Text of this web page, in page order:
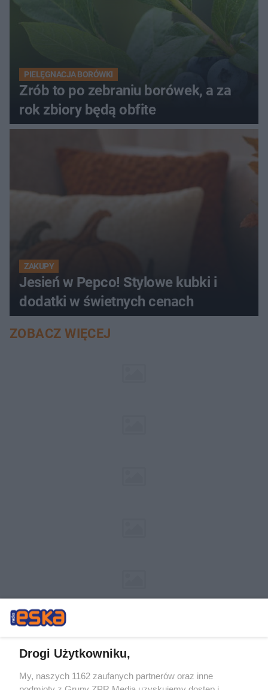
PIELĘGNACJA BORÓWKI
Zrób to po zebraniu borówek, a za
rok zbiory będą obfite
ZAKUPY
Jesień w Pepco! Stylowe kubki i
dodatki w świetnych cenach
ZOBACZ WIĘCEJ
Żaden utwór zamieszczony w serwisie nie może być powielany i
Drogi Użytkowniku,
My, naszych 1162 zaufanych partnerów oraz inne